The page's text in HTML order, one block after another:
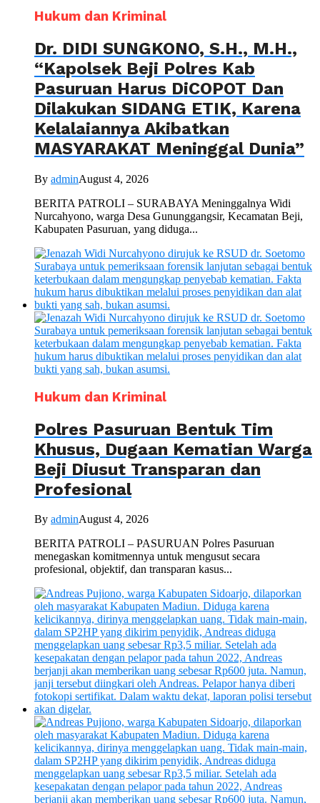
Hukum dan Kriminal
Dr. DIDI SUNGKONO, S.H., M.H.,
“Kapolsek Beji Polres Kab
Pasuruan Harus DiCOPOT Dan
Dilakukan SIDANG ETIK, Karena
Kelalaiannya Akibatkan
MASYARAKAT Meninggal Dunia”
By adminAugust 4, 2026
BERITA PATROLI – SURABAYA Meninggalnya Widi
Nurcahyono, warga Desa Gununggangsir, Kecamatan Beji,
Kabupaten Pasuruan, yang diduga...
Hukum dan Kriminal
Polres Pasuruan Bentuk Tim
Khusus, Dugaan Kematian Warga
Beji Diusut Transparan dan
Profesional
By adminAugust 4, 2026
BERITA PATROLI – PASURUAN Polres Pasuruan
menegaskan komitmennya untuk mengusut secara
profesional, objektif, dan transparan kasus...